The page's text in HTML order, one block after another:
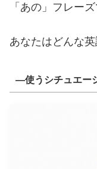
「あの」フレーズ
あなたはどんな
―使うシチュエー